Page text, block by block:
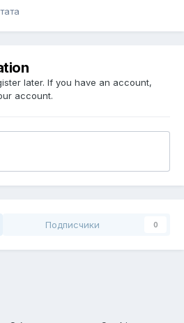
later. If you have an account,
account.
Подписчики 0